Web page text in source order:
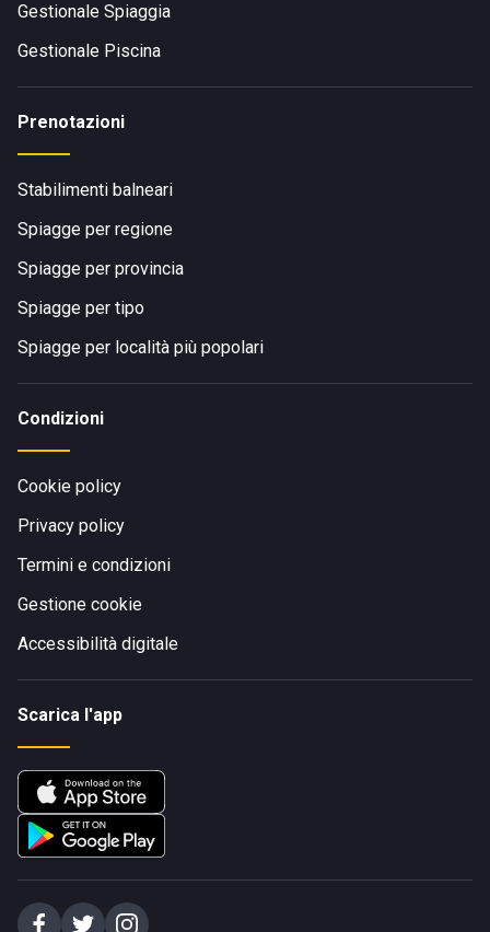
Gestionale Spiaggia
Gestionale Piscina
Prenotazioni
Stabilimenti balneari
Spiagge per regione
Spiagge per provincia
Spiagge per tipo
Spiagge per località più popolari
Condizioni
Cookie policy
Privacy policy
Termini e condizioni
Gestione cookie
Accessibilità digitale
Scarica l'app